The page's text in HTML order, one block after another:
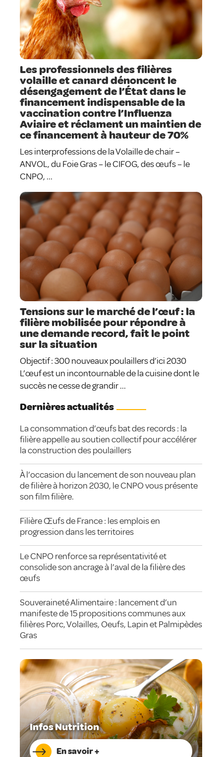
Les professionnels des filières
volaille et canard dénoncent le
désengagement de l’État dans le
financement indispensable de la
vaccination contre l’Influenza
Aviaire et réclament un maintien de
ce financement à hauteur de 70%
Les interprofessions de la Volaille de chair –
ANVOL, du Foie Gras – le CIFOG, des œufs – le
CNPO, ...
Tensions sur le marché de l’œuf : la
filière mobilisée pour répondre à
une demande record, fait le point
sur la situation
Objectif : 300 nouveaux poulaillers d’ici 2030
L’œuf est un incontournable de la cuisine dont le
succès ne cesse de grandir ...
Dernières actualités
La consommation d’œufs bat des records : la
filière appelle au soutien collectif pour accélérer
la construction des poulaillers
À l’occasion du lancement de son nouveau plan
de filière à horizon 2030, le CNPO vous présente
son film filière.
Filière Œufs de France : les emplois en
progression dans les territoires
Le CNPO renforce sa représentativité et
consolide son ancrage à l’aval de la filière des
œufs
Souveraineté Alimentaire : lancement d’un
manifeste de 15 propositions communes aux
filières Porc, Volailles, Oeufs, Lapin et Palmipèdes
Gras
Infos Nutrition
En savoir +